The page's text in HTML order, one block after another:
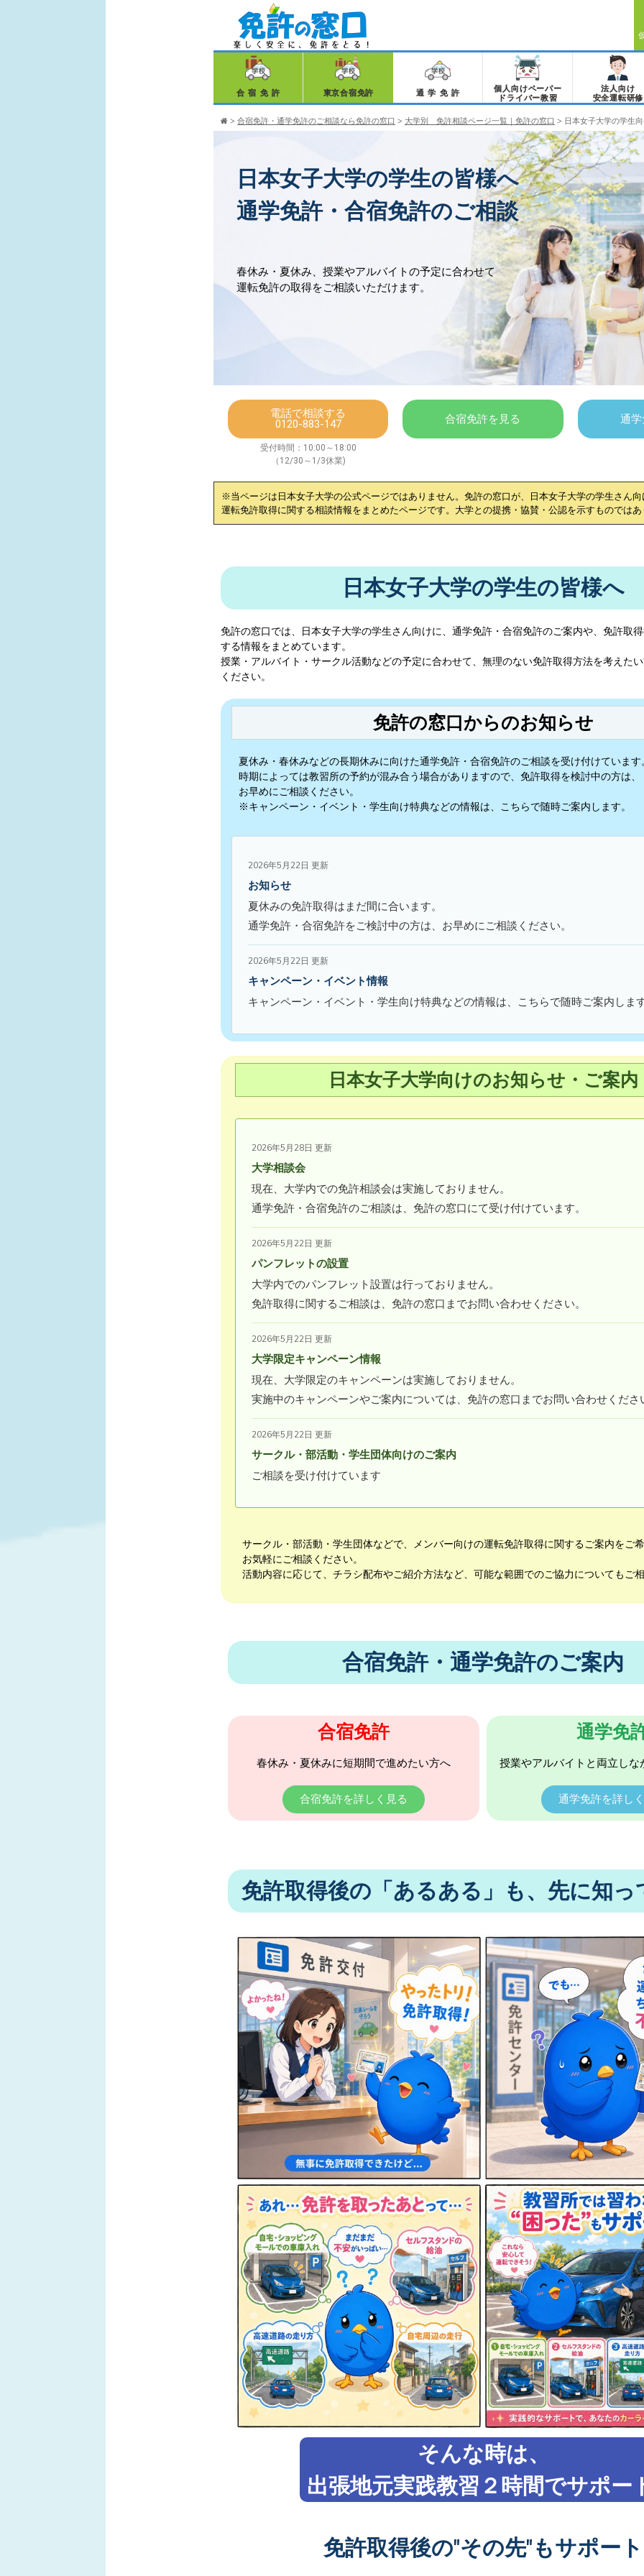
合宿免許 東京合宿免許 通学免許
個人向けペーパー
ドライバー教習
法人向け
安全運転研修
> 合宿免許・通学免許のご相談なら免許の窓口 > 大学別 免許相談ページ一覧｜免許の窓口 > 日本女子大学の学生
日本女子大学の学生の皆様へ
通学免許・合宿免許のご相談
春休み・夏休み、授業やアルバイトの予定に合わせて
運転免許の取得をご相談いただけます。
電話で相談する
0120-883-147
受付時間：10:00～18:00
（12/30～1/3休業)
合宿免許を見る 通
※当ページは 日本女子大学の公式ページではありません。免許の窓口が、 日本女子大学の学生さん向
運転免許取得に関する相談情報をまとめたページです。大学との提携・協賛・公認を示すものでは
日本女子大学の学生の皆様へ
免許の窓口では、 日本女子大学の学生さん向けに、通学免許・合宿免許のご案内や、免許取
する情報をまとめています。
授業・アルバイト・サークル活動などの予定に合わせて、無理のない免許取得方法を考えた
ください。
免許の窓口からのお知らせ
夏休み・春休みなどの長期休みに向けた通学免許・合宿免許のご相談を受け付けています
時期によっては教習所の予約が混み合う場合がありますので、免許取得を検討中の方は、
お早めにご相談ください。
※キャンペーン・イベント・学生向け特典などの情報は、こちらで随時ご案内します。
2026年5月22日 更新
お知らせ
夏休みの免許取得はまだ間に合います。
通学免許・合宿免許をご検討中の方は、お早めにご相談ください。
2026年5月22日 更新
キャンペーン・イベント情報
キャンペーン・イベント・学生向け特典などの情報は、こちらで随時ご案内しま
日本女子大学向けのお知らせ・ご案内
2026年5月28日 更新
大学相談会
現在、大学内での免許相談会は実施しておりません。
通学免許・合宿免許のご相談は、免許の窓口にて受け付けています。
2026年5月22日 更新
パンフレットの設置
大学内でのパンフレット設置は行っておりません。
免許取得に関するご相談は、免許の窓口までお問い合わせください。
2026年5月22日 更新
大学限定キャンペーン情報
現在、大学限定のキャンペーンは実施しておりません。
実施中のキャンペーンやご案内については、免許の窓口までお問い合わせくださ
2026年5月22日 更新
サークル・部活動・学生団体向けのご案内
ご相談を受け付けています
サークル・部活動・学生団体などで、メンバー向けの運転免許取得に関するご案内をご
お気軽にご相談ください。
活動内容に応じて、チラシ配布やご紹介方法など、可能な範囲でのご協力についてもご
合宿免許・通学免許のご案内
合宿免許
春休み・夏休みに短期間で進めたい方へ
合宿免許を詳しく見る
通学免
授業やアルバイトと両立しな
通学免許を詳し
免許取得後の「あるある」も、先に知っ
そんな時は、
出張地元実践教習２時間でサポー
免許取得後の"その先"もサポート